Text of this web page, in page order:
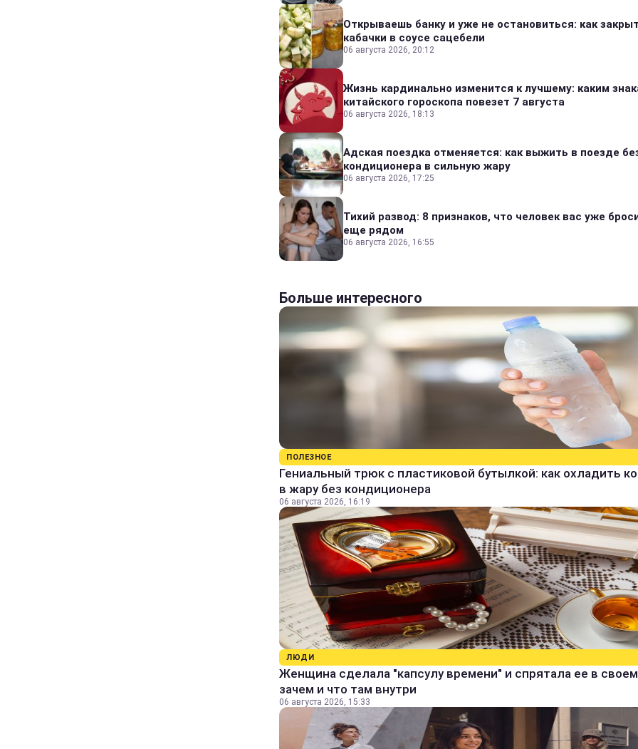
Открываешь банку и уже не остановиться: как
кабачки в соусе сацебели
06 августа 2026, 20:12
Жизнь кардинально изменится к лучшему: каким
китайского гороскопа повезет 7 августа
06 августа 2026, 18:13
Адская поездка отменяется: как выжить в поезде
кондиционера в сильную жару
06 августа 2026, 17:25
Тихий развод: 8 признаков, что человек вас уже
еще рядом
06 августа 2026, 16:55
Больше интересного
ПОЛЕЗНОЕ
Гениальный трюк с пластиковой бутылкой: как охладить
в жару без кондиционера
06 августа 2026, 16:19
ЛЮДИ
Женщина сделала "капсулу времени" и спрятала ее в
зачем и что там внутри
06 августа 2026, 15:33